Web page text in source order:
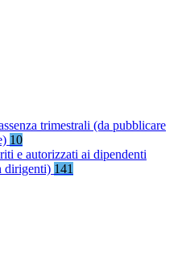
trimestrali (da pubblicare
10
e autorizzati ai dipendenti
dirigenti) 141